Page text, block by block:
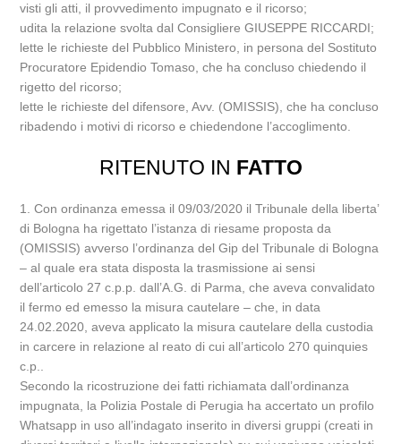
visti gli atti, il provvedimento impugnato e il ricorso;
udita la relazione svolta dal Consigliere GIUSEPPE RICCARDI;
lette le richieste del Pubblico Ministero, in persona del Sostituto
Procuratore Epidendio Tomaso, che ha concluso chiedendo il
rigetto del ricorso;
lette le richieste del difensore, Avv. (OMISSIS), che ha concluso
ribadendo i motivi di ricorso e chiedendone l’accoglimento.
RITENUTO IN FATTO
1. Con ordinanza emessa il 09/03/2020 il Tribunale della liberta’
di Bologna ha rigettato l’istanza di riesame proposta da
(OMISSIS) avverso l’ordinanza del Gip del Tribunale di Bologna
– al quale era stata disposta la trasmissione ai sensi
dell’articolo 27 c.p.p. dall’A.G. di Parma, che aveva convalidato
il fermo ed emesso la misura cautelare – che, in data
24.02.2020, aveva applicato la misura cautelare della custodia
in carcere in relazione al reato di cui all’articolo 270 quinquies
c.p..
Secondo la ricostruzione dei fatti richiamata dall’ordinanza
impugnata, la Polizia Postale di Perugia ha accertato un profilo
Whatsapp in uso all’indagato inserito in diversi gruppi (creati in